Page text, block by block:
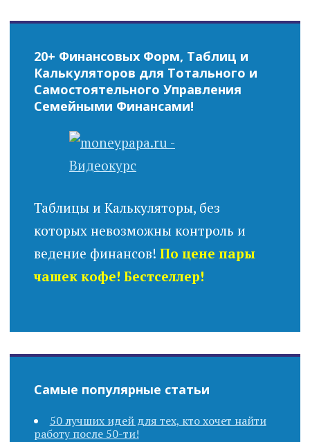
20+ Финансовых Форм, Таблиц и
Калькуляторов для Тотального и
Самостоятельного Управления
Семейными Финансами!
Таблицы и Калькуляторы, без
которых невозможны контроль и
ведение финансов! По цене пары
чашек кофе! Бестселлер!
Самые популярные статьи
50 лучших идей для тех, кто хочет найти
работу после 50-ти!